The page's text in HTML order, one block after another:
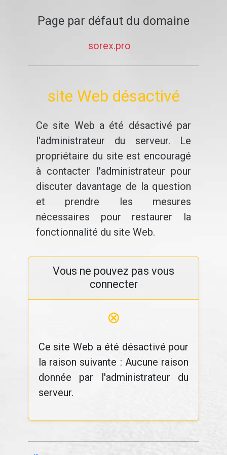
Page par défaut du domaine
sorex.pro
site Web désactivé
Ce site Web a été désactivé par
l'administrateur du serveur. Le
propriétaire du site est encouragé
à contacter l'administrateur pour
discuter davantage de la question
et prendre les mesures
nécessaires pour restaurer la
fonctionnalité du site Web.
Vous ne pouvez pas vous
connecter
⊗
Ce site Web a été désactivé pour
la raison suivante : Aucune raison
donnée par l'administrateur du
serveur.